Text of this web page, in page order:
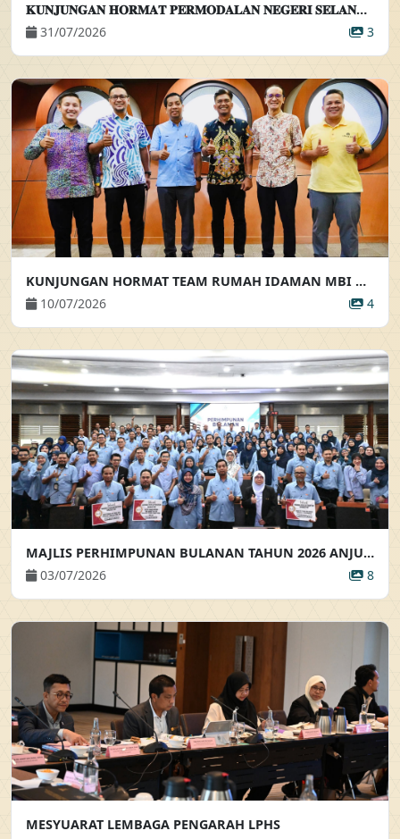
𝐊𝐔𝐍𝐉𝐔𝐍𝐆𝐀𝐍 𝐇𝐎𝐑𝐌𝐀𝐓 𝐏𝐄𝐑𝐌𝐎𝐃𝐀𝐋𝐀𝐍 𝐍𝐄𝐆𝐄𝐑𝐈 𝐒𝐄𝐋𝐀𝐍𝐆𝐎𝐑 𝐁𝐄𝐑𝐇𝐀𝐃 𝐊𝐄𝐏𝐀𝐃𝐀 𝐏𝐄𝐌𝐀𝐍𝐆𝐊𝐔 𝐏𝐄𝐍𝐆𝐀𝐑𝐀𝐇 𝐄𝐊𝐒𝐄𝐊𝐔𝐓𝐈𝐅
31/07/2026
3
KUNJUNGAN HORMAT TEAM RUMAH IDAMAN MBI KE ATAS PEMANGKU PENGARAH EKSEKUTIF
10/07/2026
4
MAJLIS PERHIMPUNAN BULANAN TAHUN 2026 ANJURAN BAHAGIAN KHIDMAT PENGURUSAN
03/07/2026
8
MESYUARAT LEMBAGA PENGARAH LPHS